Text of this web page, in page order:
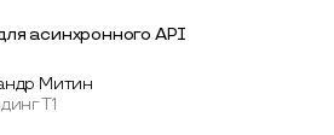
асинхронного API
Митин
Т1